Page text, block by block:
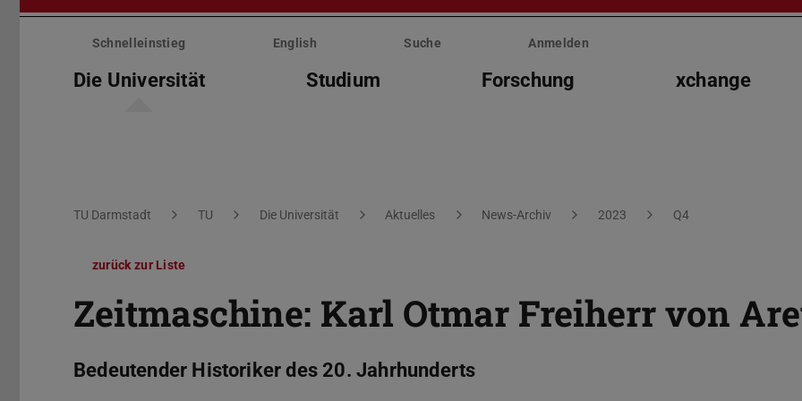
Menü
überspringenSchnelleinstieg English Suche Anmelden
Die Universität Studium Forschung xchange
Sie befinden sich hier:
TU Darmstadt TU Die Universität Aktuelles News-Archiv 2023 Q4
zurück zur Liste
Zeitmaschine: Karl Otmar Freiherr von
Bedeutender Historiker des 20. Jahrhunderts